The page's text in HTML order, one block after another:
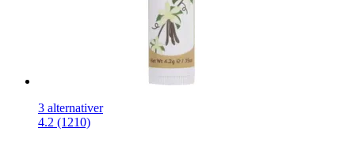
3 alternativer
4.2 (1210)